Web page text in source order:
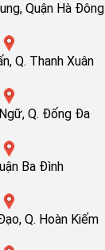
Quận Hà Đông
Q. Thanh Xuân
Q. Đống Đa
Ba Đình
Q. Hoàn Kiếm